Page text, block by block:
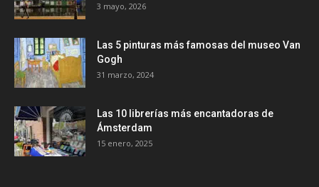
3 mayo, 2026
Las 5 pinturas más famosas del museo Van
Gogh
31 marzo, 2024
Las 10 librerías más encantadoras de
Ámsterdam
15 enero, 2025